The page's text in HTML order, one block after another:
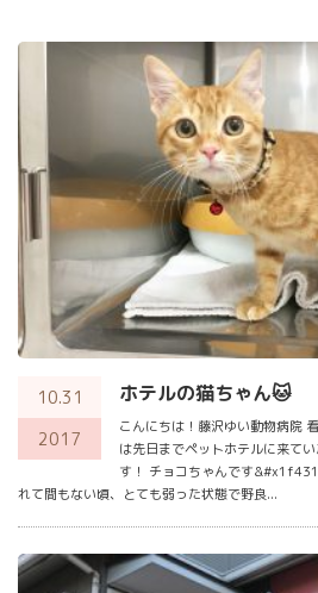
10.31
2017
ホテルの猫ちゃん🐱
こんにちは！藤沢ゆい動物病院
は先日までペットホテルに来て
す！ チョコちゃんです
れて間もない頃、とても弱った状態で野良...